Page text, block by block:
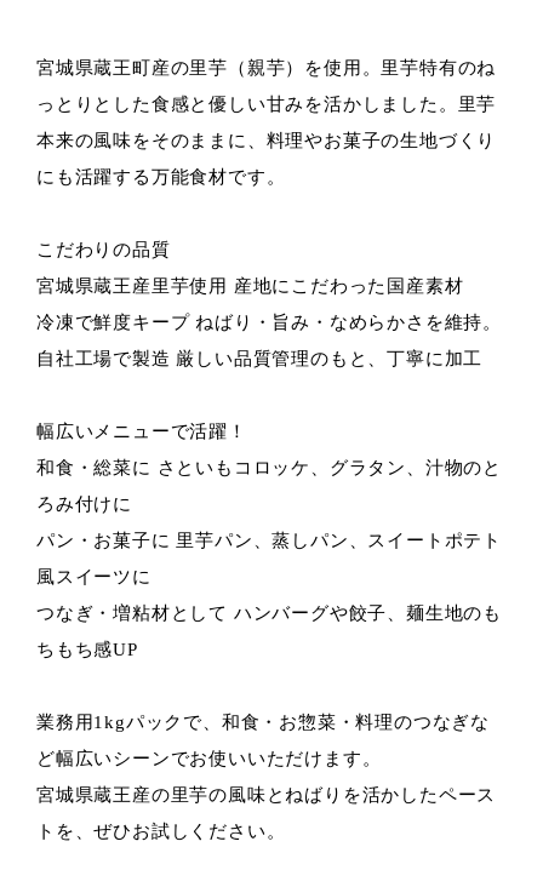
宮城県蔵王町産の里芋（親芋）を使用。里芋特有のね
っとりとした食感と優しい甘みを活かしました。里芋
本来の風味をそのままに、料理やお菓子の生地づくり
にも活躍する万能食材です。
こだわりの品質
宮城県蔵王産里芋使用 産地にこだわった国産素材
冷凍で鮮度キープ ねばり・旨み・なめらかさを維持。
自社工場で製造 厳しい品質管理のもと、丁寧に加工
幅広いメニューで活躍！
和食・総菜に さといもコロッケ、グラタン、汁物のと
ろみ付けに
パン・お菓子に 里芋パン、蒸しパン、スイートポテト
風スイーツに
つなぎ・増粘材として ハンバーグや餃子、麺生地のも
ちもち感UP
業務用1kgパックで、和食・お惣菜・料理のつなぎな
ど幅広いシーンでお使いいただけます。
宮城県蔵王産の里芋の風味とねばりを活かしたペース
トを、ぜひお試しください。